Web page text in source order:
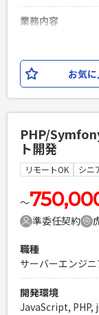
業務内容
サービスの開発
まで以上にスピ
要となり、 再構
必須スキル
・サーバーサイド
TypeScriptの開発
APIの設計・開発
PHPを用いた
Laravelを用い
エンジニア複
お気に
PHP/
ト開発
リモートOK シニ
〜
準委任契約
職種
サーバーエンジニ
開発環境
JavaScript, PHP,